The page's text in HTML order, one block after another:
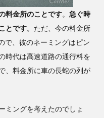
料金所のことです。 急ぐ時
とです。ただ、今の料金所
で、彼のネーミングはピン
時代は高速道路の通行料を
、料金所に車の長蛇の列が
ミングを考えたのでしょ